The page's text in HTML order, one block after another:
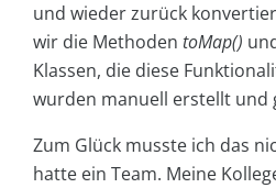
und wieder zurück
wir die Methoden toMap()
Klassen, die diese
wurden manuell erstellt und
Zum Glück musste ich das
hatte ein Team. Meine